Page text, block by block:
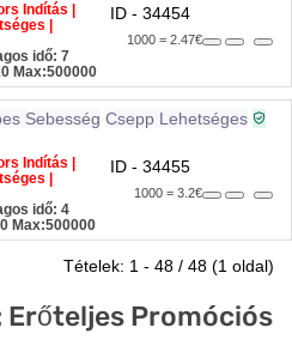
Indítás |
|
idő: 7
Max:500000
ID - 34454
1000 = 2.47€
Sebesség Csepp Lehetséges
Indítás |
|
idő: 4
Max:500000
ID - 34455
1000 = 3.2€
Tételek: 1 - 48 / 48 (1 oldal)
Promóciós